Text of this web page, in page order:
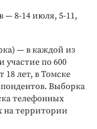
— 8-14 июля, 5-11,
— в каждой из
участие по 600
18 лет, в Томске
Выборка
телефонных
на территории